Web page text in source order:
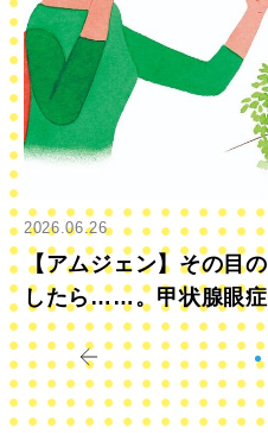
2026.06.26
【アムジェン】その目
したら……。甲状腺眼症
すか？